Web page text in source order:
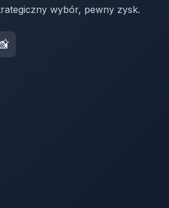
wybór, pewny zysk.